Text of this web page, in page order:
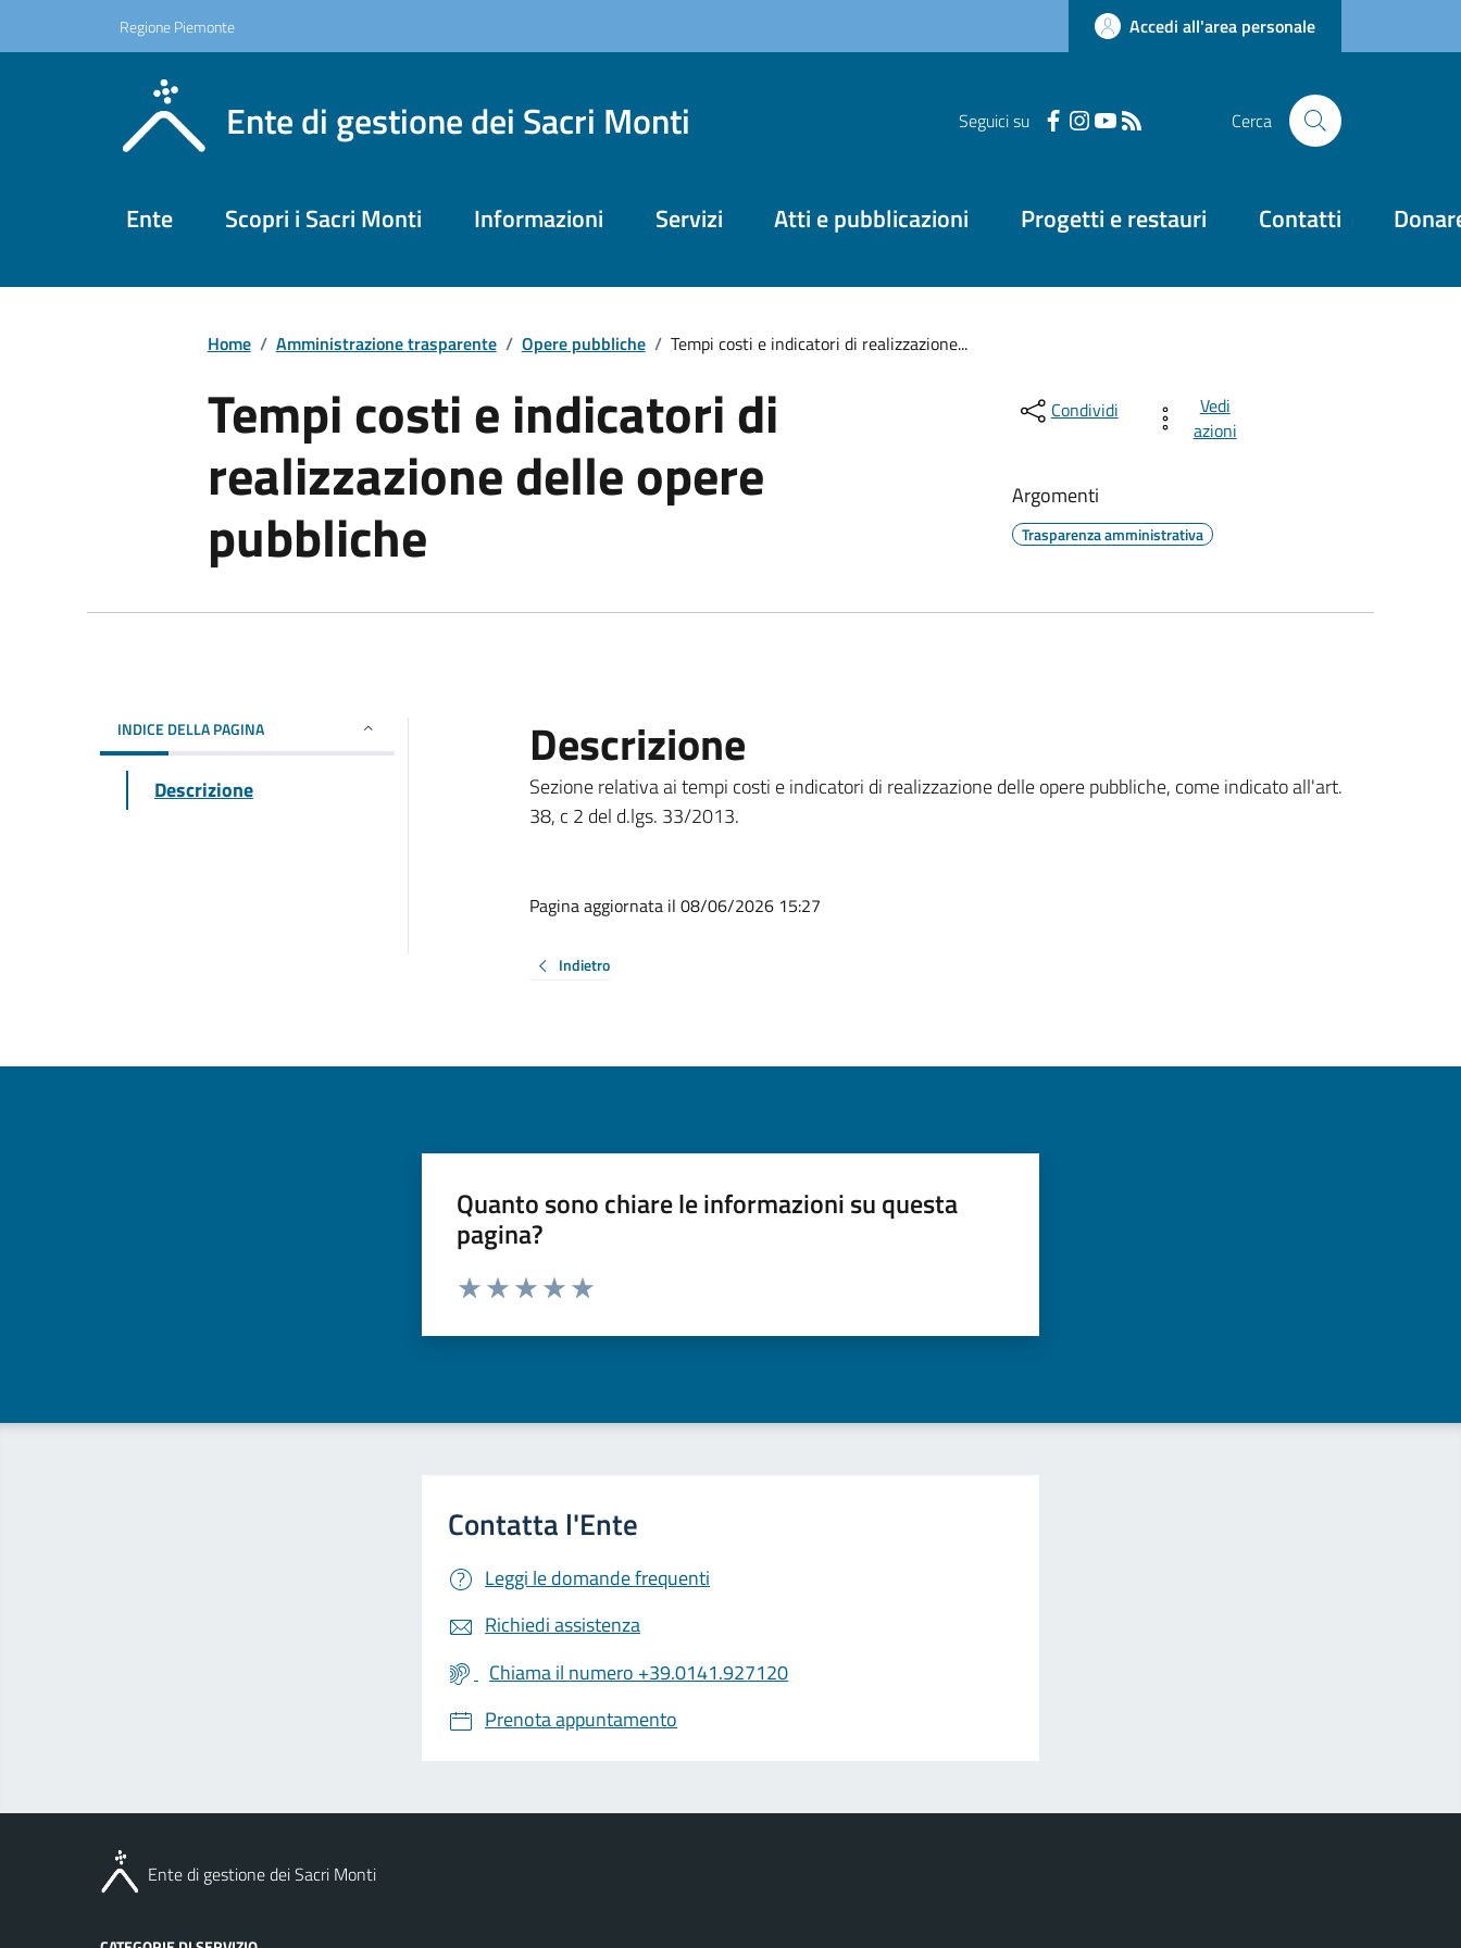
Regione Piemonte Accedi all'area personale
Ente di gestione dei Sacri Monti Seguici su Cerca
Ente Scopri i Sacri Monti Informazioni Servizi Atti e pubblicazioni Progetti e restauri Contatti
Home / Amministrazione trasparente / Opere pubbliche / Tempi costi e indicatori di realizzazione...
Tempi costi e indicatori di
realizzazione delle opere
pubbliche
Condividi
Vedi
azioni
Argomenti
Trasparenza amministrativa
INDICE DELLA PAGINA
Descrizione
Descrizione
Sezione relativa ai tempi costi e indicatori di realizzazione delle opere pubbliche, come indicato all'art.
38, c 2 del d.lgs. 33/2013.
Pagina aggiornata il 08/06/2026 15:27
Indietro
Quanto sono chiare le informazioni su questa
pagina?
Valuta da 1 a 5 stelle la pagina
Leggi le domande frequenti
Richiedi assistenza
Chiama il numero +39.0141.927120
Prenota appuntamento
Ente di gestione dei Sacri Monti